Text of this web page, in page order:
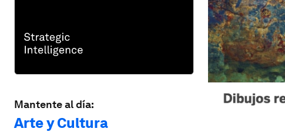
Mantente al día:
Arte y Cultura